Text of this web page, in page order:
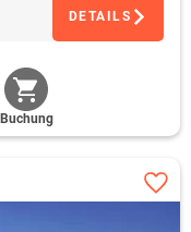
DETAILS
Buchung